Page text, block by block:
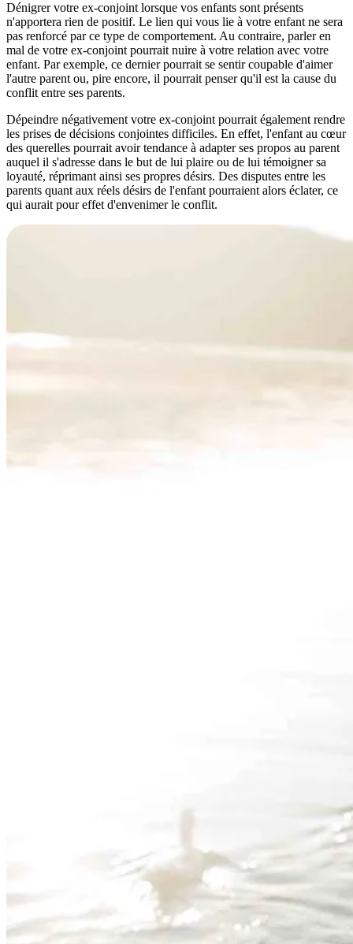
Dénigrer votre ex-conjoint lorsque vos enfants sont présents
n'apportera rien de positif. Le lien qui vous lie à votre enfant ne sera
pas renforcé par ce type de comportement. Au contraire, parler en
mal de votre ex-conjoint pourrait nuire à votre relation avec votre
enfant. Par exemple, ce dernier pourrait se sentir coupable d'aimer
l'autre parent ou, pire encore, il pourrait penser qu'il est la cause du
conflit entre ses parents.
Dépeindre négativement votre ex-conjoint pourrait également rendre
les prises de décisions conjointes difficiles. En effet, l'enfant au cœur
des querelles pourrait avoir tendance à adapter ses propos au parent
auquel il s'adresse dans le but de lui plaire ou de lui témoigner sa
loyauté, réprimant ainsi ses propres désirs. Des disputes entre les
parents quant aux réels désirs de l'enfant pourraient alors éclater, ce
qui aurait pour effet d'envenimer le conflit.